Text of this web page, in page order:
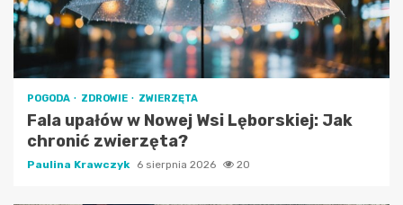
POGODA ZDROWIE ZWIERZĘTA
Fala upałów w Nowej Wsi Lęborskiej: Jak
chronić zwierzęta?
Paulina Krawczyk 6 sierpnia 2026 20